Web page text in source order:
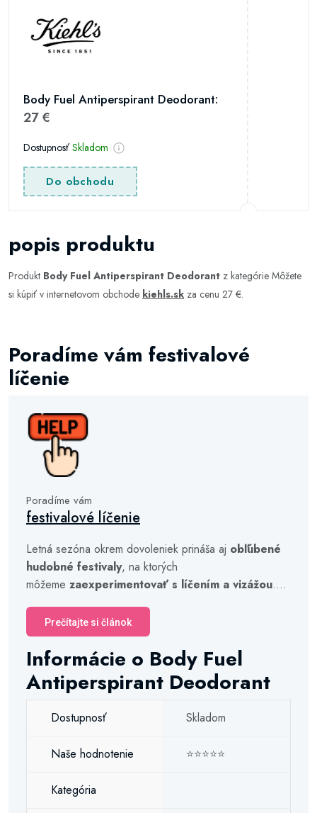
Body Fuel Antiperspirant Deodorant:
27 €
Dostupnosť Skladom
Do obchodu
popis produktu
Produkt Body Fuel Antiperspirant Deodorant z kategórie Môžete
si kúpiť v internetovom obchode kiehls.sk za cenu 27 €.
Poradíme vám festivalové
líčenie
Poradíme vám
festivalové líčenie
Letná sezóna okrem dovoleniek prináša aj obľúbené
hudobné festivaly, na ktorých
môžeme zaexperimentovať s líčením a vizážou....
Prečítajte si článok
Informácie o Body Fuel
Antiperspirant Deodorant
Dostupnosť Skladom
Naše hodnotenie ⭐⭐⭐⭐⭐
Kategória